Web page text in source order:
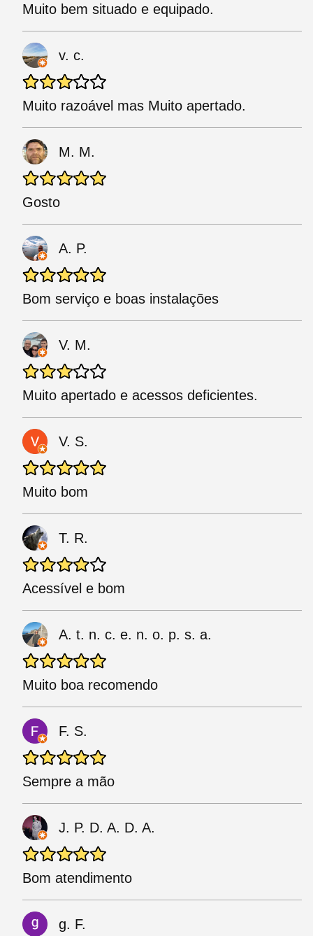
Muito bem situado e equipado.
v. c.
Muito razoável mas Muito apertado.
M. M.
Gosto
A. P.
Bom serviço e boas instalações
V. M.
Muito apertado e acessos deficientes.
V. S.
Muito bom
T. R.
Acessível e bom
A. t. n. c. e. n. o. p. s. a.
Muito boa recomendo
F. S.
Sempre a mão
J. P. D. A. D. A.
Bom atendimento
g. F.